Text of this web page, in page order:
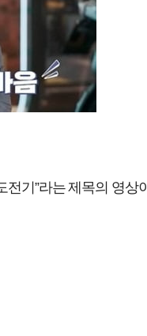
기”라는 제목의 영상이